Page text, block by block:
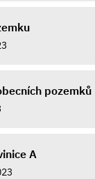
pozemků
A